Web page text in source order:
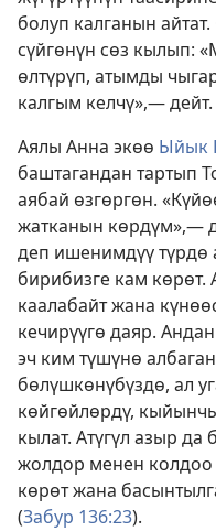
болуп калганын
сүйгөнүн сөз кылып:
өлтүрүп, атымды
калгым келчү»,— дейт.
Аялы Анна экөө Ыйык
баштагандан тартып
аябай өзгөргөн.
жатканын көрдүм»,—
деп ишенимдүү түрдө
бирибизге кам
каалабайт жана
кечирүүгө даяр.
эч ким түшүнө
бөлүшкөнүбүздө, ал
көйгөйлөрдү,
кылат. Атүгүл азыр да
жолдор менен
көрөт жана
(Забур 136:23).